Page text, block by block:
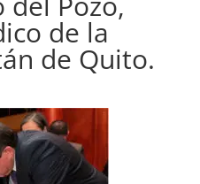
de la
de Quito.